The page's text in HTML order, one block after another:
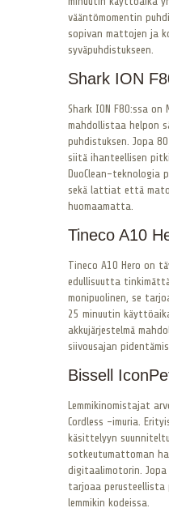
vääntömomentin
sopivan mattojen ja
syväpuhdistukseen.
Shark ION
Shark ION F80:ssa on
mahdollistaa helpon
puhdistuksen. Jopa
siitä ihanteellisen
DuoClean-teknologia
sekä lattiat että
huomaamatta.
Tineco A10
Tineco A10 Hero on
edullisuutta
monipuolinen, se
25 minuutin
akkujärjestelmä
siivousajan
Bissell
Lemmikinomistajat
Cordless -imuria.
käsittelyyn
sotkeutumattoman
digitaalimotorin.
tarjoaa perusteellista
lemmikin kodeissa.